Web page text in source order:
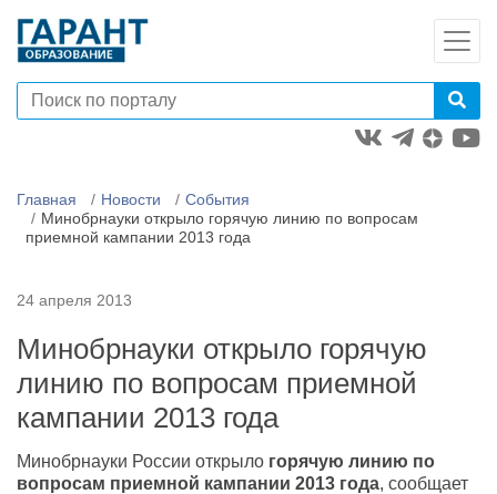
Главная Новости
События
Минобрнауки открыло горячую линию по вопросам
приемной кампании 2013 года
24 апреля 2013
Минобрнауки открыло горячую
линию по вопросам приемной
кампании 2013 года
Минобрнауки России открыло горячую линию по
вопросам приемной кампании 2013 года, сообщает